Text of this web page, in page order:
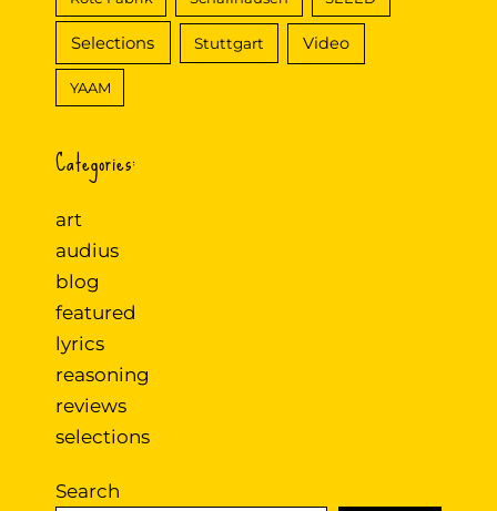
Selections Stuttgart Video
YAAM
Categories:
art
audius
blog
featured
lyrics
reasoning
reviews
selections
Search